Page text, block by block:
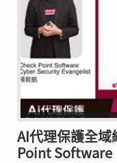
AI代理保護全
Point Software